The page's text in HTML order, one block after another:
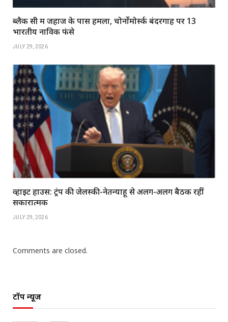
ब्लैक सी में जहाज के पास हमला, चोर्नोमोर्स्क बंदरगाह पर 13
भारतीय नाविक फंसे
JULY 29, 2026
व्हाइट हाउस: ट्रंप की जेलेंस्की-नेतन्याहू से अलग-अलग बैठकें रहीं
सकारात्मक
JULY 29, 2026
Comments are closed.
टॉप न्यूज